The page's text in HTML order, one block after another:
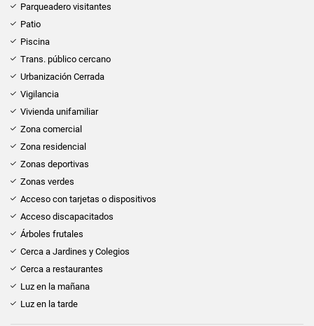
Parqueadero visitantes
Patio
Piscina
Trans. público cercano
Urbanización Cerrada
Vigilancia
Vivienda unifamiliar
Zona comercial
Zona residencial
Zonas deportivas
Zonas verdes
Acceso con tarjetas o dispositivos
Acceso discapacitados
Árboles frutales
Cerca a Jardines y Colegios
Cerca a restaurantes
Luz en la mañana
Luz en la tarde